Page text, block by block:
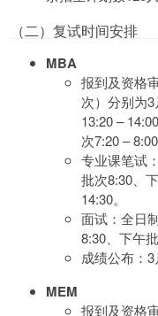
（二）复试时间安排
MBA
报到及资格
次）分别为
13:20 –
次7:20 –
专业课笔试
批次8:30、
14:30。
面试：全日
8:30、下午
成绩公布：3
MEM
报到及资格